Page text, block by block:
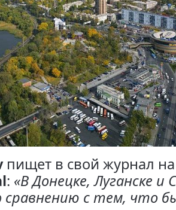
пищет в свой журнал
: «В Донецке, Луганске и
сравнению с тем, что